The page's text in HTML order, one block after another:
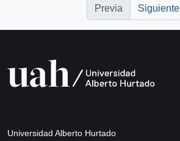
Previa Siguiente
Universidad Alberto Hurtado